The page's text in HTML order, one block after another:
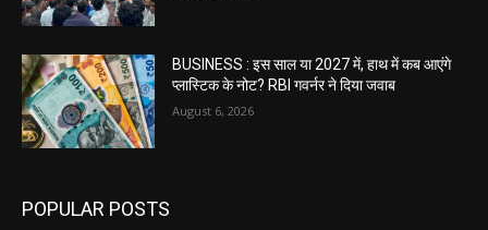
BUSINESS : इस साल या 2027 में, हाथ में कब आएंगे
प्लास्टिक के नोट? RBI गवर्नर ने दिया जवाब
August 6, 2026
POPULAR POSTS